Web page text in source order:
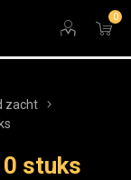
0
zacht
stuks